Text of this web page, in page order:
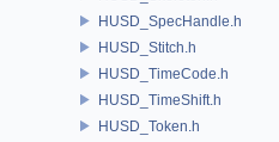
HUSD_SpecHandle.h
HUSD_Stitch.h
HUSD_TimeCode.h
HUSD_TimeShift.h
HUSD_Token.h